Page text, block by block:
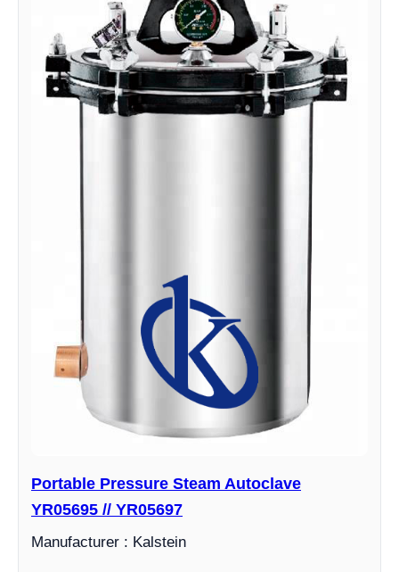
Portable Pressure Steam Autoclave
YR05695 // YR05697
Manufacturer : Kalstein